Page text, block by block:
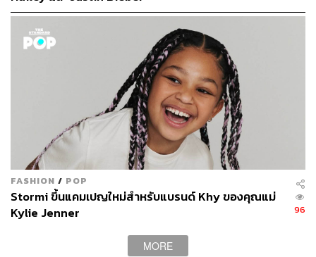
FASHION / POP
Stormi ขึ้นแคมเปญใหม่สำหรับแบรนด์ Khy ของคุณแม่
Kylie Jenner
96
MORE